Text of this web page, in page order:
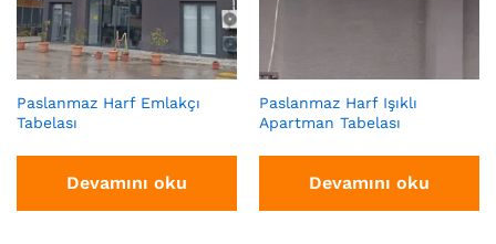
Paslanmaz Harf Emlakçı
Tabelası
Devamını oku
Paslanmaz Harf Işıklı
Apartman Tabelası
Devamını oku